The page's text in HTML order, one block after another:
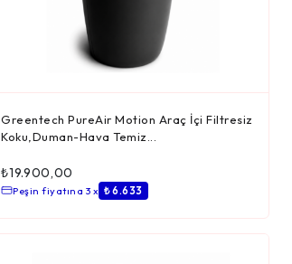
Greentech PureAir Motion Araç İçi Filtresiz
Koku,Duman-Hava Temiz...
₺19.900,00
Peşin fiyatına 3 x ₺ 6.633